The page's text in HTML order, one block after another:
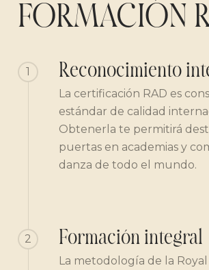
FORMACIÓN
1 Reconocimiento
La certificación RAD es
estándar de calidad
Obtenerla te permitirá
puertas en academias y
danza de todo el mundo.
2 Formación integral
La metodología de la